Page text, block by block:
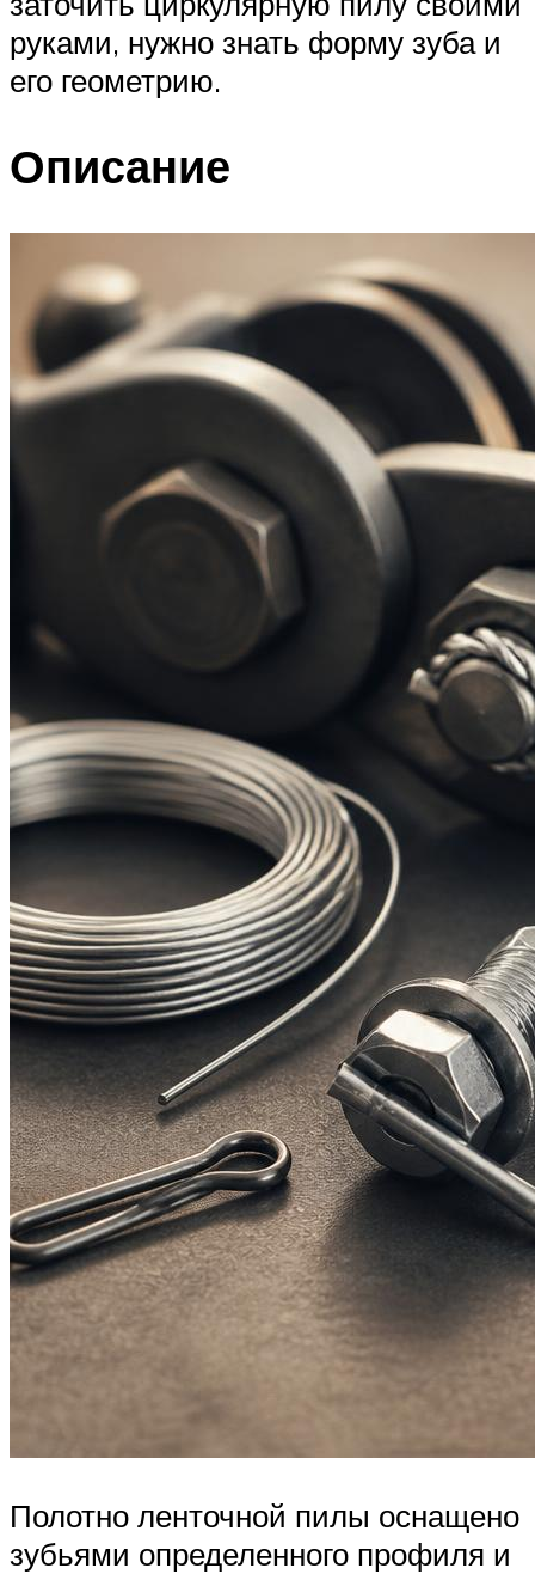
руками, нужно знать форму зуба и
его геометрию.
Описание
Полотно ленточной пилы оснащено
зубьями определенного профиля и